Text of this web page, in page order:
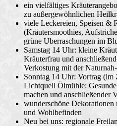
ein vielfältiges
zu außergewöhnlichen
viele Leckereien, Speisen &
(Kräutersmoothies,
grüne Uberraschungen im
Samstag 14 Uhr: kleine
Kräuterfrau und
Verkostung mit der
Sonntag 14 Uhr: Vortrag
Lichtquell Ölmühle:
machen und anschließender
wunderschöne
und Wohlbefinden
Neu bei uns: regionale